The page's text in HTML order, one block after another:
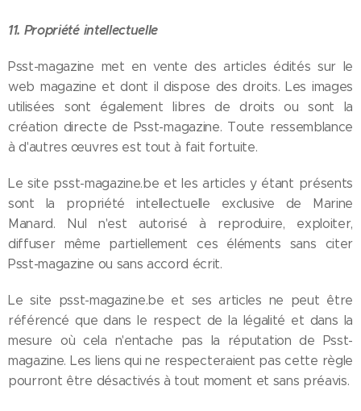
11. Propriété intellectuelle
Psst-magazine met en vente des articles édités sur le
web magazine et dont il dispose des droits. Les images
utilisées sont également libres de droits ou sont la
création directe de Psst-magazine. Toute ressemblance
à d'autres œuvres est tout à fait fortuite.
Le site psst-magazine.be et les articles y étant présents
sont la propriété intellectuelle exclusive de Marine
Manard. Nul n'est autorisé à reproduire, exploiter,
diffuser même partiellement ces éléments sans citer
Psst-magazine ou sans accord écrit.
Le site psst-magazine.be et ses articles ne peut être
référencé que dans le respect de la légalité et dans la
mesure où cela n'entache pas la réputation de Psst-
magazine. Les liens qui ne respecteraient pas cette règle
pourront être désactivés à tout moment et sans préavis.